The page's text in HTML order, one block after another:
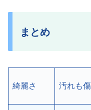
まとめ
綺麗さ 汚れも